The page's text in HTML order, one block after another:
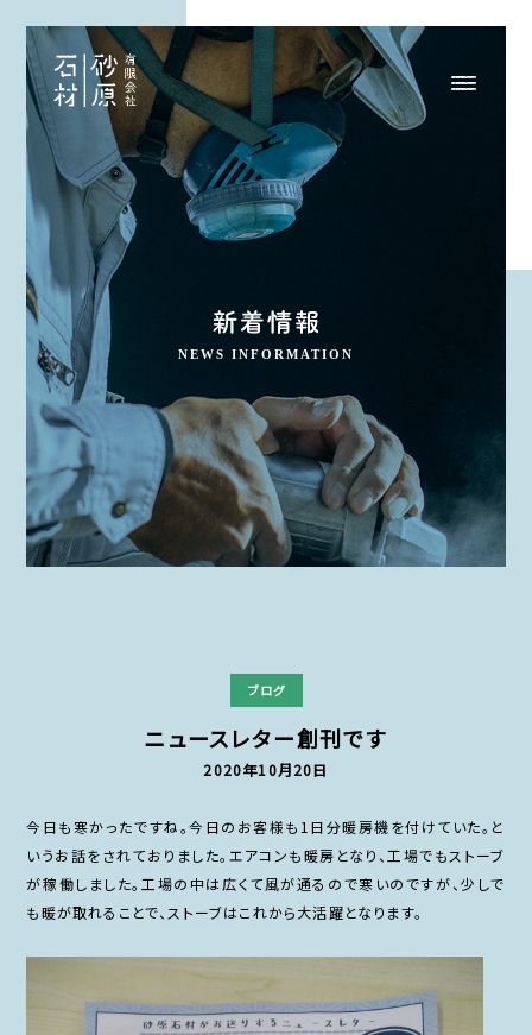
NEWS INFORMATION
ブログ
ニュースレター創刊です
2020年10月20日
今日も寒かったですね。今日のお客様も1日分暖房機を付けていた。と
いうお話をされておりました。エアコンも暖房となり、工場でもストーブ
が稼働しました。工場の中は広くて風が通るので寒いのですが、少しで
も暖が取れることで、ストーブはこれから大活躍となります。